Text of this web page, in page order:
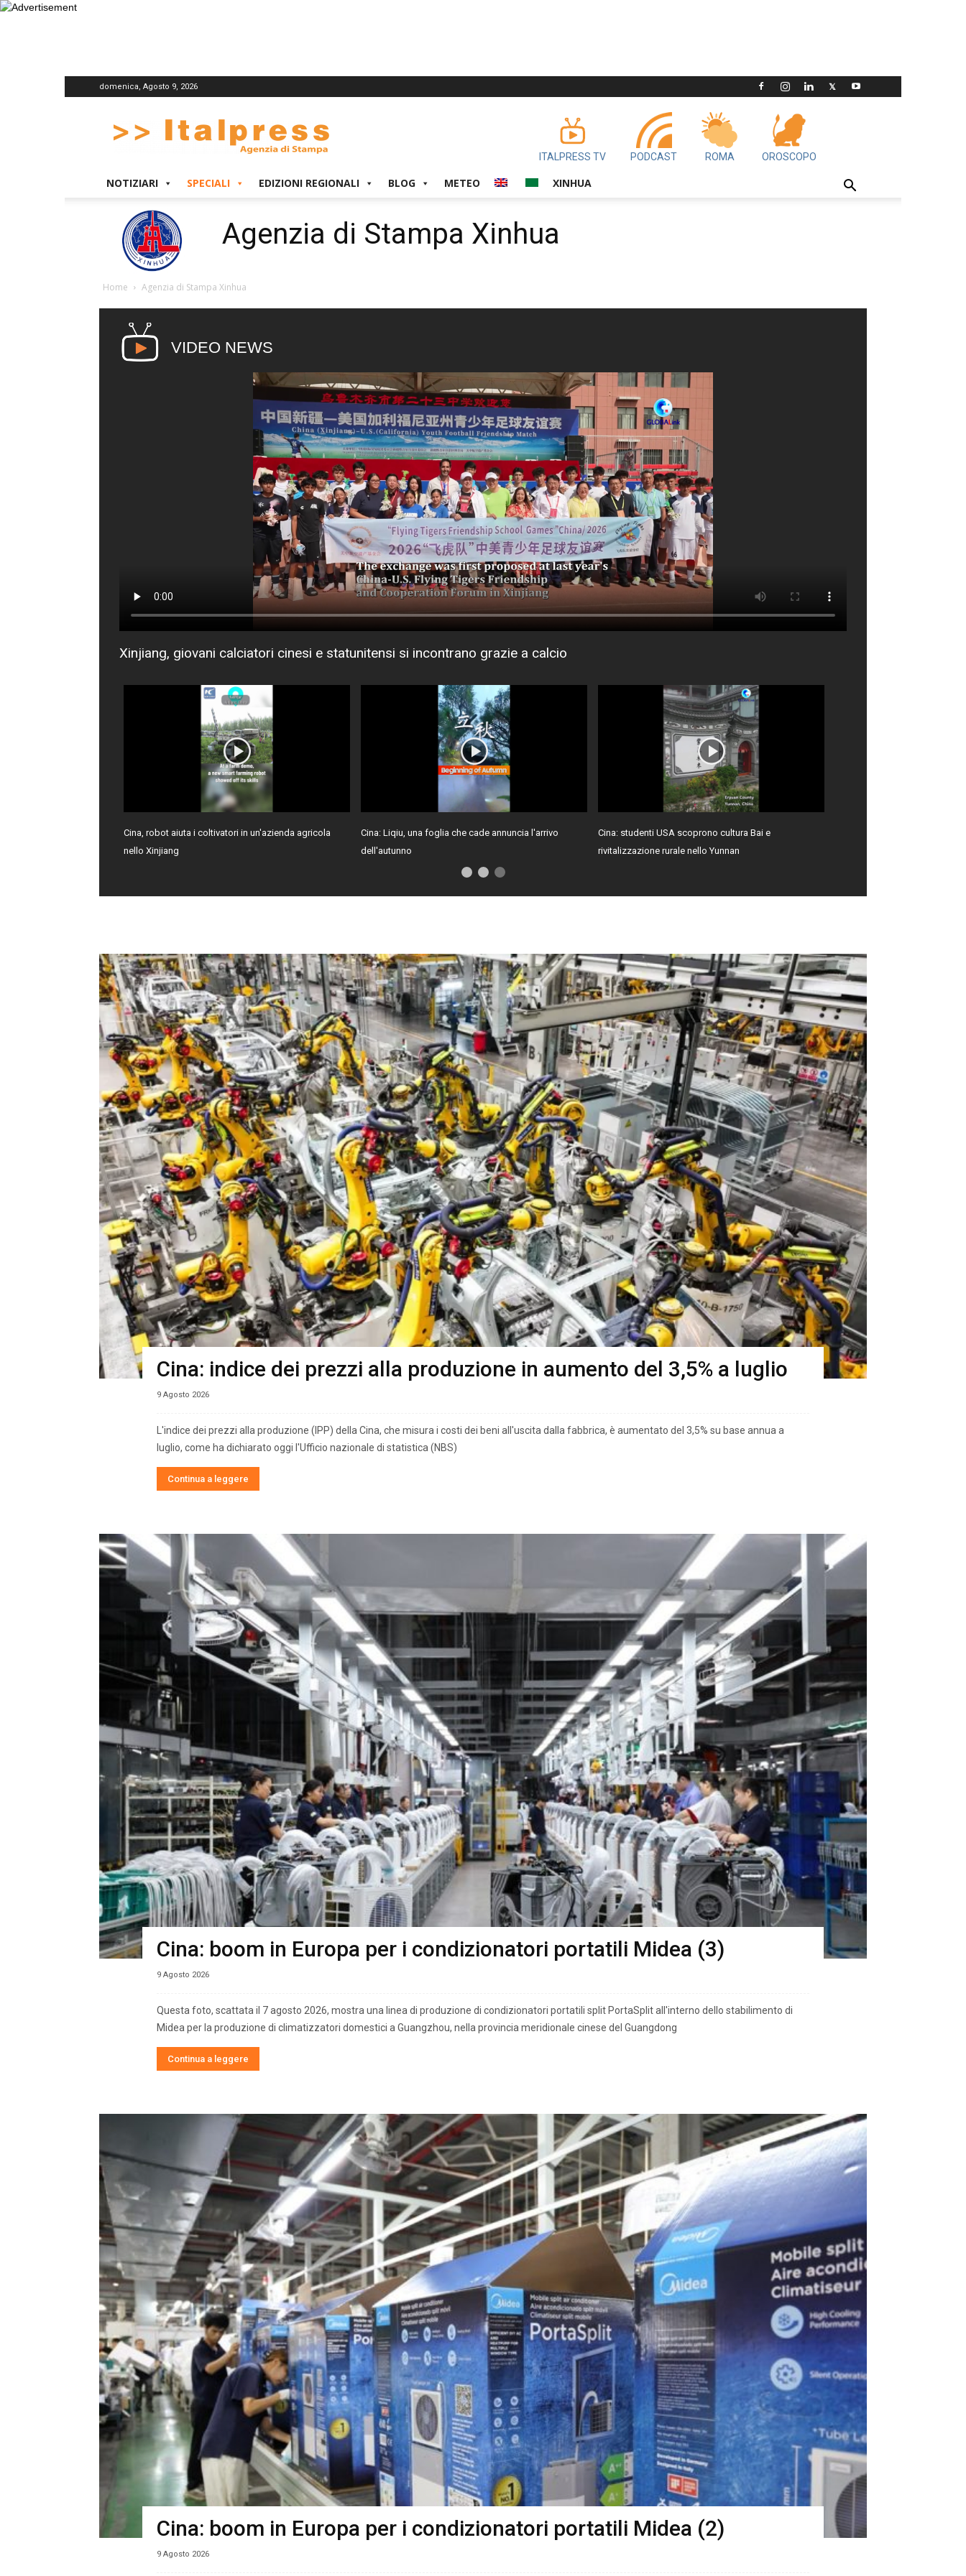
domenica, Agosto 9, 2026
ITALPRESS TV PODCAST ROMA OROSCOPO
NOTIZIARI SPECIALI EDIZIONI REGIONALI BLOG METEO XINHUA
Agenzia di Stampa Xinhua
Home Agenzia di Stampa Xinhua
VIDEO NEWS
Xinjiang, giovani calciatori cinesi e statunitensi si incontrano grazie a calcio
Cina, robot aiuta i coltivatori in un'azienda agricola
nello Xinjiang
Cina: Liqiu, una foglia che cade annuncia l'arrivo
dell'autunno
Cina: studenti USA scoprono cultura Bai e
rivitalizzazione rurale nello Yunnan
Cina: indice dei prezzi alla produzione in aumento del 3,5% a luglio
9 Agosto 2026
L'indice dei prezzi alla produzione (IPP) della Cina, che misura i costi dei beni all'uscita dalla fabbrica, è aumentato del 3,5% su base annua a
luglio, come ha dichiarato oggi l'Ufficio nazionale di statistica (NBS)
Continua a leggere
Cina: boom in Europa per i condizionatori portatili Midea (3)
9 Agosto 2026
Questa foto, scattata il 7 agosto 2026, mostra una linea di produzione di condizionatori portatili split PortaSplit all'interno dello stabilimento di
Midea per la produzione di climatizzatori domestici a Guangzhou, nella provincia meridionale cinese del Guangdong
Continua a leggere
Cina: boom in Europa per i condizionatori portatili Midea (2)
9 Agosto 2026